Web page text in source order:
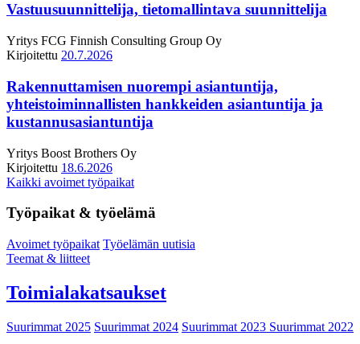
Vastuusuunnittelija, tietomallintava suunnittelija
Yritys FCG Finnish Consulting Group Oy
Kirjoitettu 20.7.2026
Rakennuttamisen nuorempi asiantuntija,
yhteistoiminnallisten hankkeiden asiantuntija ja
kustannusasiantuntija
Yritys Boost Brothers Oy
Kirjoitettu 18.6.2026
Kaikki avoimet työpaikat
Työpaikat & työelämä
Avoimet työpaikat Työelämän uutisia
Teemat & liitteet
Toimialakatsaukset
Suurimmat 2025 Suurimmat 2024 Suurimmat 2023 Suurimmat 2022